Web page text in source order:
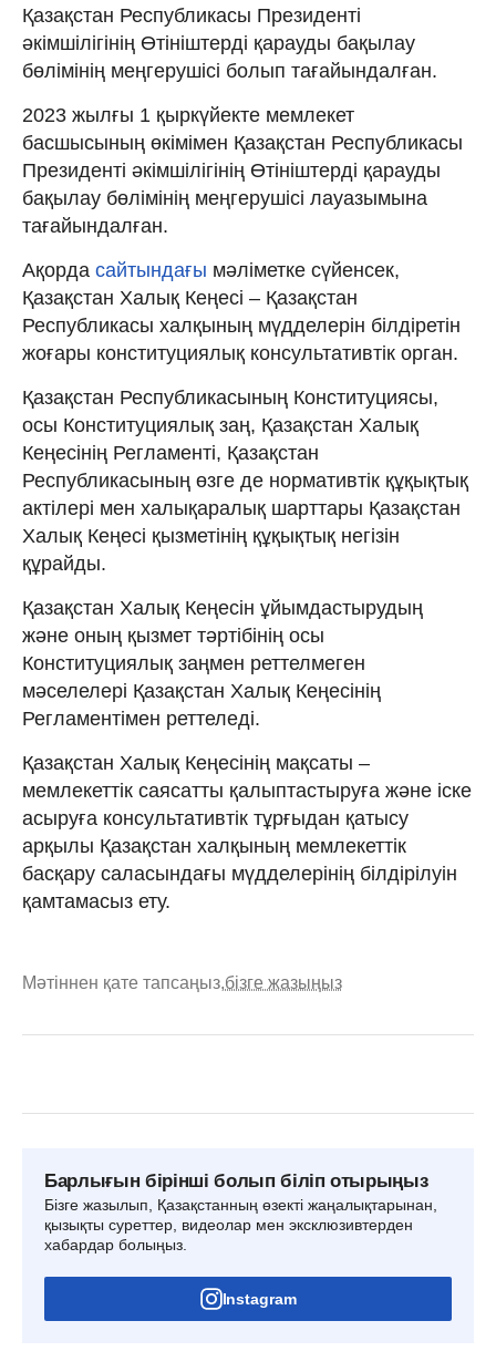
Қазақстан Республикасы Президенті
әкімшілігінің Өтініштерді қарауды бақылау
бөлімінің меңгерушісі болып тағайындалған.
2023 жылғы 1 қыркүйекте мемлекет
басшысының өкімімен Қазақстан Республикасы
Президенті әкімшілігінің Өтініштерді қарауды
бақылау бөлімінің меңгерушісі лауазымына
тағайындалған.
Ақорда сайтындағы мәліметке сүйенсек,
Қазақстан Халық Кеңесі – Қазақстан
Республикасы халқының мүдделерін білдіретін
жоғары конституциялық консультативтік орган.
Қазақстан Республикасының Конституциясы,
осы Конституциялық заң, Қазақстан Халық
Кеңесінің Регламенті, Қазақстан
Республикасының өзге де нормативтік құқықтық
актілері мен халықаралық шарттары Қазақстан
Халық Кеңесі қызметінің құқықтық негізін
құрайды.
Қазақстан Халық Кеңесін ұйымдастырудың
және оның қызмет тәртібінің осы
Конституциялық заңмен реттелмеген
мәселелері Қазақстан Халық Кеңесінің
Регламентімен реттеледі.
Қазақстан Халық Кеңесінің мақсаты –
мемлекеттік саясатты қалыптастыруға және іске
асыруға консультативтік тұрғыдан қатысу
арқылы Қазақстан халқының мемлекеттік
басқару саласындағы мүдделерінің білдірілуін
қамтамасыз ету.
Мәтіннен қате тапсаңыз,бізге жазыңыз
Барлығын бірінші болып біліп отырыңыз
Бізге жазылып, Қазақстанның өзекті жаңалықтарынан,
қызықты суреттер, видеолар мен эксклюзивтерден
хабардар болыңыз.
Instagram